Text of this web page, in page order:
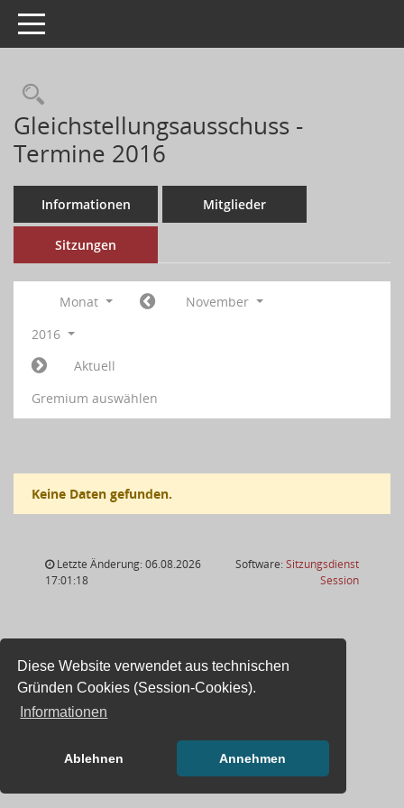
Diese Website verwendet aus technischen
Gründen Cookies (Session-Cookies).
Informationen
Ablehnen Annehmen
Toggle navigation
Gleichstellungsausschuss -
Termine 2016
Informationen Mitglieder
Sitzungen
Monat
November
2016
Aktuell
Gremium auswählen
Keine Daten gefunden.
Letzte Änderung: 06.08.2026
17:01:18
Software:Sitzungsdienst
Session(Wird in